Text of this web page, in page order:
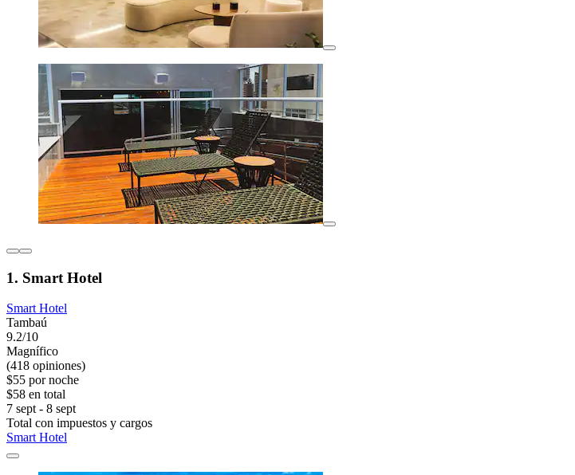
1. Smart Hotel
Smart Hotel
Tambaú
9.2/10
Magnífico
(418 opiniones)
$55 por noche
$58 en total
7 sept - 8 sept
Total con impuestos y cargos
Smart Hotel